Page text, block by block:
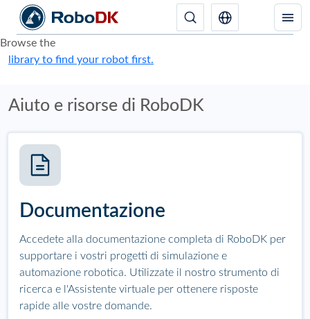
Browse the
library to find your robot first.
Aiuto e risorse di RoboDK
Documentazione
Accedete alla documentazione completa di RoboDK per
supportare i vostri progetti di simulazione e
automazione robotica. Utilizzate il nostro strumento di
ricerca e l'Assistente virtuale per ottenere risposte
rapide alle vostre domande.